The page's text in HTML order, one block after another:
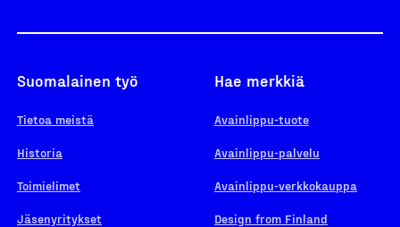
Suomalainen työ
Tietoa meistä
Historia
Toimielimet
Jäsenyritykset
Hae merkkiä
Avainlippu-tuote
Avainlippu-palvelu
Avainlippu-verkkokauppa
Design from Finland